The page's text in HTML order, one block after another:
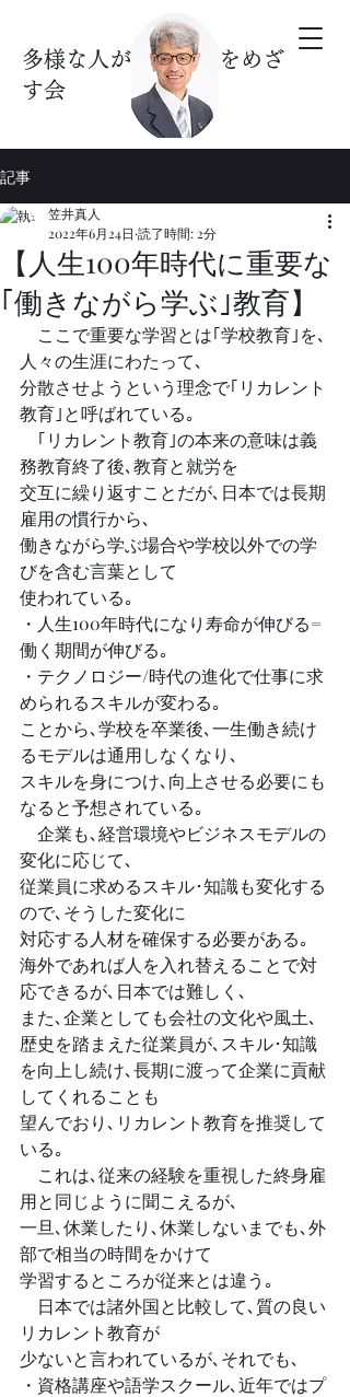
多様な人が暮らす街をめざ
す会
記事
【人生100年時代に重要な
｢働きながら学ぶ｣教育】
笠井真人
2022年6月24日 読了時間: 2分
ここで重要な学習とは｢学校教育｣を､
人々の生涯にわたって､
分散させようという理念で｢リカレント
教育｣と呼ばれている｡
｢リカレント教育｣の本来の意味は義
務教育終了後､教育と就労を
交互に繰り返すことだが､日本では長期
雇用の慣行から､
働きながら学ぶ場合や学校以外での学
びを含む言葉として
使われている｡
・人生100年時代になり寿命が伸びる=
働く期間が伸びる｡
・テクノロジー/時代の進化で仕事に求
められるスキルが変わる｡
ことから､学校を卒業後､一生働き続け
るモデルは通用しなくなり､
スキルを身につけ､向上させる必要にも
なると予想されている｡
企業も､経営環境やビジネスモデルの
変化に応じて､
従業員に求めるスキル･知識も変化する
ので､そうした変化に
対応する人材を確保する必要がある｡
海外であれば人を入れ替えることで対
応できるが､日本では難しく､
また､企業としても会社の文化や風土､
歴史を踏まえた従業員が､スキル･知識
を向上し続け､長期に渡って企業に貢献
してくれることも
望んでおり､リカレント教育を推奨して
いる｡
これは､従来の経験を重視した終身雇
用と同じように聞こえるが､
一旦､休業したり､休業しないまでも､外
部で相当の時間をかけて
学習するところが従来とは違う｡
日本では諸外国と比較して､質の良い
リカレント教育が
少ないと言われているが､それでも､
・資格講座や語学スクール､近年ではプ